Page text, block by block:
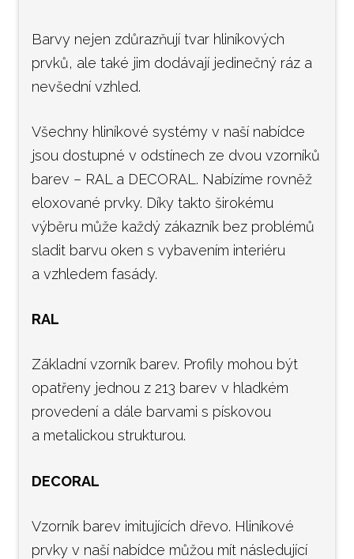
Barvy nejen zdůrazňují tvar hliníkových
prvků, ale také jim dodávají jedinečný ráz a
nevšední vzhled.
Všechny hliníkové systémy v naší nabídce
jsou dostupné v odstínech ze dvou vzorníků
barev – RAL a DECORAL. Nabízíme rovněž
eloxované prvky. Díky takto širokému
výběru může každý zákazník bez problémů
sladit barvu oken s vybavením interiéru
a vzhledem fasády.
RAL
Základní vzorník barev. Profily mohou být
opatřeny jednou z 213 barev v hladkém
provedení a dále barvami s pískovou
a metalickou strukturou.
DECORAL
Vzorník barev imitujících dřevo. Hliníkové
prvky v naší nabídce můžou mít následující